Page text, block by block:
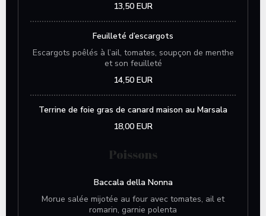
13,50 EUR
Feuilleté d’escargots
Escargots poêlés à l’ail, tomates, soupçon de menthe
et son feuilleté
14,50 EUR
Terrine de foie gras de canard maison au Marsala
18,00 EUR
Poissons
Baccala della Nonna
Morue salée mijotée au four avec tomates, ail et
romarin, garnie polenta